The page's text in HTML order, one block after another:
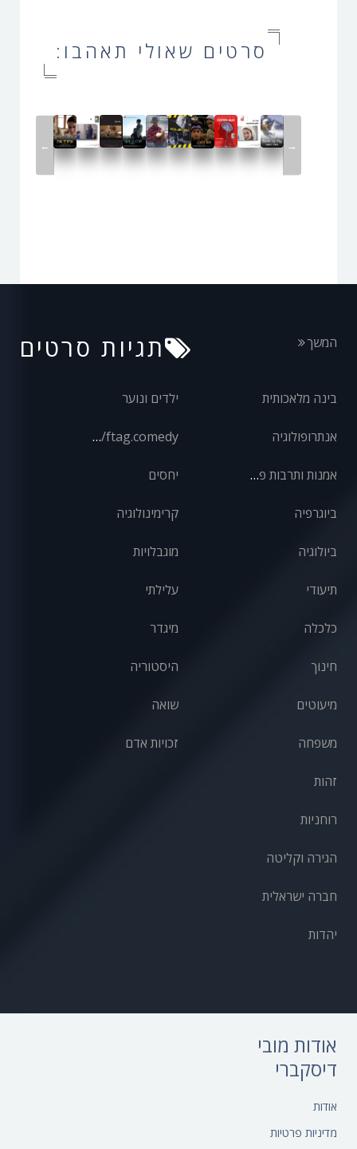
סרטים שאולי תאהבו:
← →
תגיות סרטים המשך
בינה מלאכותית
אנתרופולוגיה
אמנות ותרבות פופולרית
ביוגרפיה
ביולוגיה
ילדים ונוער
front/ftag.comedy
יחסים
קרימינולוגיה
מוגבלויות
תיעודי
כלכלה
חינוך
מיעוטים
משפחה
עלילתי
מיגדר
היסטוריה
שואה
זכויות אדם
זהות
רוחניות
הגירה וקליטה
חברה ישראלית
יהדות
אודות מובי
דיסקברי
אודות‎
מדיניות פרטיות